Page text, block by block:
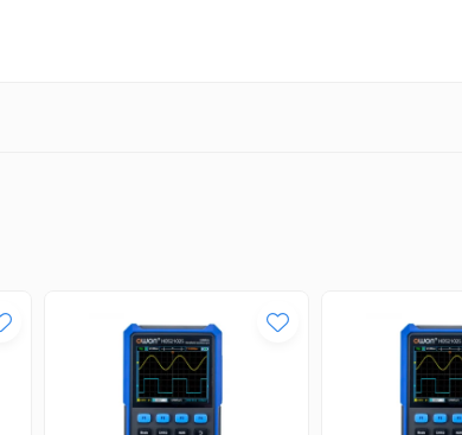
constă într-o combinație între un emițător și un receptor.